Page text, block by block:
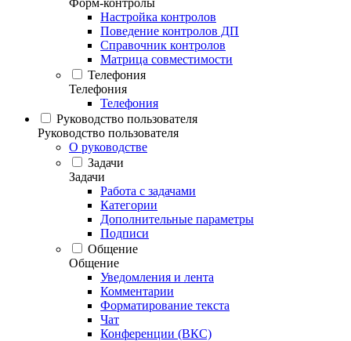
Форм-контролы
Настройка контролов
Поведение контролов ДП
Справочник контролов
Матрица совместимости
Телефония
Телефония
Телефония
Руководство пользователя
Руководство пользователя
О руководстве
Задачи
Задачи
Работа с задачами
Категории
Дополнительные параметры
Подписи
Общение
Общение
Уведомления и лента
Комментарии
Форматирование текста
Чат
Конференции (ВКС)